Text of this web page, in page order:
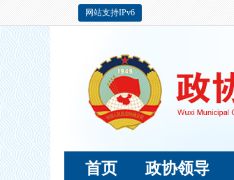
网站支持IPv6
首页 政协领导